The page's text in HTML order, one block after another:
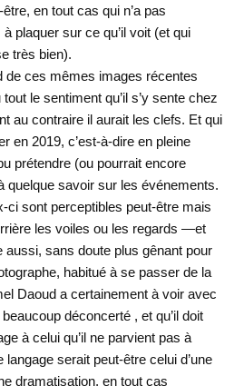
en tout cas qui n’a pas
plaquer sur ce qu’il voit (et qui
très bien).
de ces mêmes images récentes
le sentiment qu’il s’y sente chez
au contraire il aurait les clefs. Et qui
en 2019, c’est-à-dire en pleine
prétendre (ou pourrait encore
quelque savoir sur les événements.
ci sont perceptibles peut-être mais
les voiles ou les regards —et
aussi, sans doute plus gênant pour
habitué à se passer de la
Daoud a certainement à voir avec
déconcerté , et qu’il doit
à celui qu’il ne parvient pas à
serait peut-être celui d’une
dramatisation, en tout cas